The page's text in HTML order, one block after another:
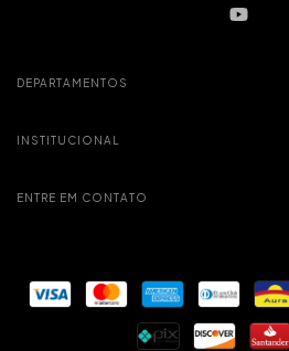
DEPARTAMENTOS
INSTITUCIONAL
ENTRE EM CONTATO